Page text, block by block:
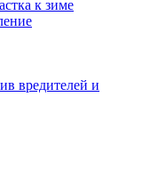
к зиме
вредителей и